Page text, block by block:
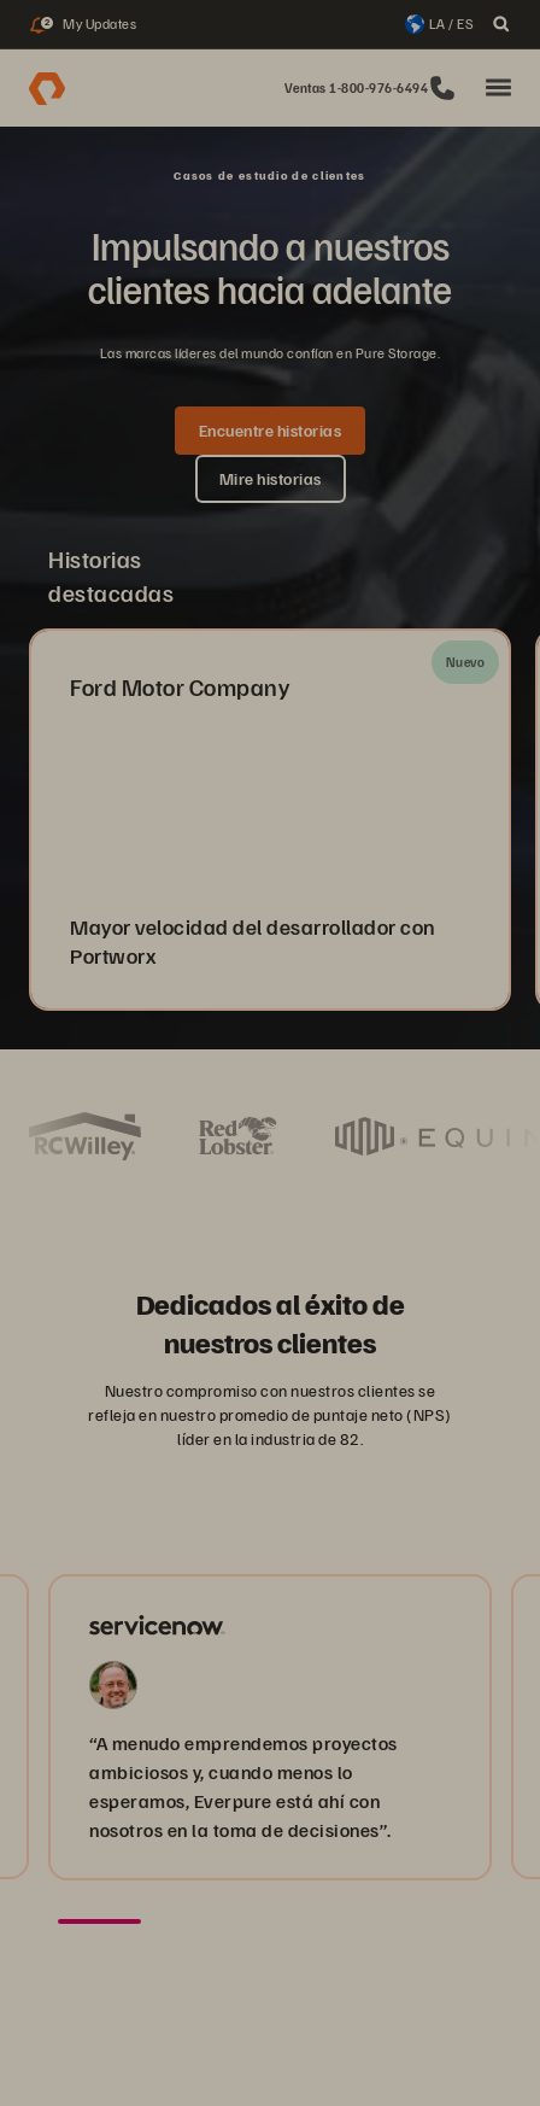
2 My Updates LA / ES
Ventas 1-800-976-6494
Casos de estudio de clientes
Impulsando a nuestros
clientes hacia adelante
Las marcas líderes del mundo confían en Pure Storage.
Encuentre historias
Mire historias
Historias
destacadas
Nuevo
Ford Motor Company
Mayor velocidad del desarrollador con
Portworx
Dedicados al éxito de
nuestros clientes
Nuestro compromiso con nuestros clientes se
refleja en nuestro promedio de puntaje neto (NPS)
líder en la industria de 82.
“A menudo emprendemos proyectos
ambiciosos y, cuando menos lo
esperamos, Everpure está ahí con
nosotros en la toma de decisiones”.